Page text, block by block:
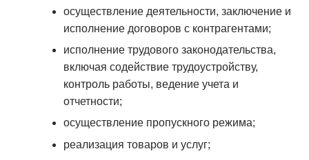
осуществление деятельности, заключение и
исполнение договоров с контрагентами;
исполнение трудового законодательства,
включая содействие трудоустройству,
контроль работы, ведение учета и
отчетности;
осуществление пропускного режима;
реализация товаров и услуг;